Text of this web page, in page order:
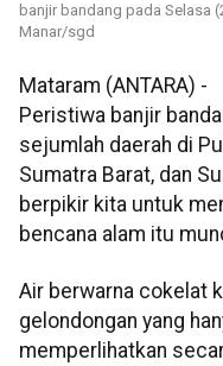
banjir bandang pada Selasa
Manar/sgd
Mataram (ANTARA) -
Peristiwa banjir
sejumlah daerah di
Sumatra Barat, dan
berpikir kita untuk
bencana alam itu
Air berwarna cokelat
gelondongan yang
memperlihatkan